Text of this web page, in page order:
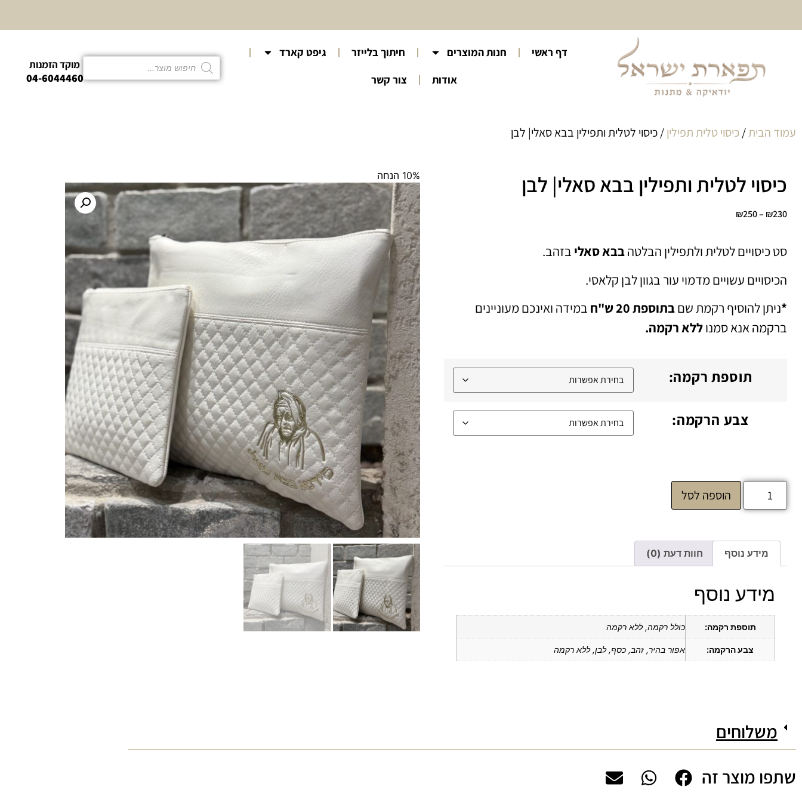
10% הנחה על כל קטגוריית
כיסוי לטלית ולתפילין דף ראשי חנות המוצרים חיתוך בלייזר
גיפט קארד
אודות
צור קשר
מוקד הזמנות
04-6044460
עמוד הבית/כיסוי טלית תפילין/ כיסוי לטלית ותפילין בבא סאלי| לבן
כיסוי לטלית ותפילין בבא סאלי| לבן
₪230
–
₪250
סט כיסויים לטלית ולתפילין הבלטהבבא סאלי בזהב.
הכיסויים עשויים מדמוי עור בגוון לבן קלאסי.
*ניתן להוסיף רקמת שםבתוספת 20 ש"ח
במידה ואינכם מעוניינים
ברקמה אנא סמנוללא רקמה.
תוספת רקמה:
צבע הרקמה:
הוספה לסל
מידע נוסף חוות דעת (0)
מידע נוסף
תוספת רקמה: כולל רקמה, ללא רקמה
צבע הרקמה: אפור בהיר, זהב, כסף, לבן, ללא רקמה
10% הנחה
משלוחים
שתפו מוצר זה